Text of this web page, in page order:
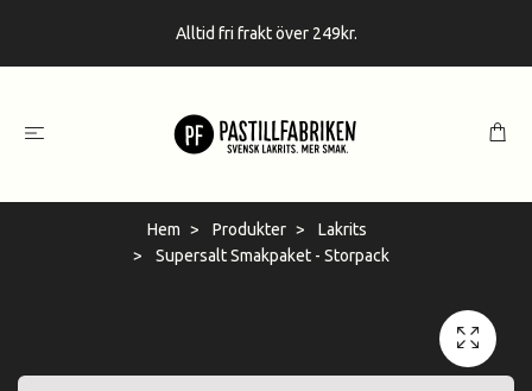
Alltid fri frakt över 249kr.
Hem Produkter
Lakrits
Supersalt Smakpaket - Storpack